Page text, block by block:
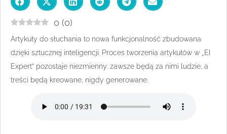
0 (0)
Artykuły do słuchania to nowa funkcjonalność zbudowana
dzięki sztucznej inteligencji. Proces tworzenia artykułów w „EI
Expert” pozostaje niezmienny: zawsze będą za nimi ludzie, a
treści będą kreowane, nigdy generowane.